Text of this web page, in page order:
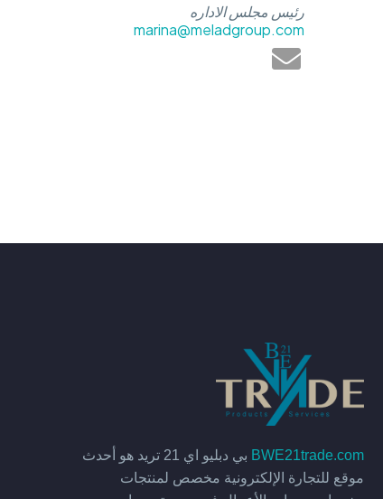
رئيس مجلس الاداره
marina@meladgroup.com
BWE21trade.com
بي دبليو اي 21 تريد هو أحدث
موقع للتجارة الإلكترونية مخصص لمنتجات